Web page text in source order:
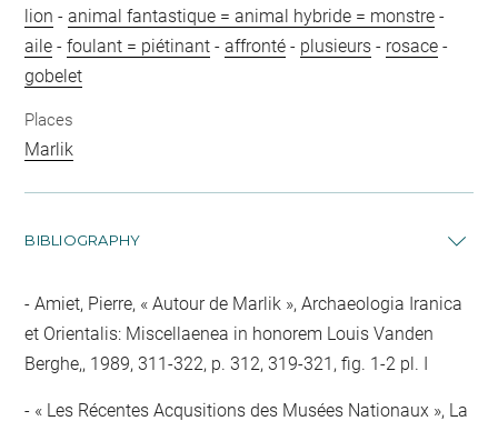
lion -animal fantastique = animal hybride = monstre -
aile -foulant = piétinant -affronté - plusieurs - rosace -
gobelet
Places
Marlik
BIBLIOGRAPHY
Amiet, Pierre, « Autour de Marlik », Archaeologia Iranica
et Orientalis: Miscellaenea in honorem Louis Vanden
Berghe,, 1989, 311-322, p. 312, 319-321, fig. 1-2 pl. I
« Les Récentes Acqusitions des Musées Nationaux », La